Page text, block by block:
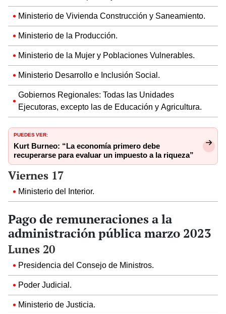
Ministerio de Vivienda Construcción y Saneamiento.
Ministerio de la Producción.
Ministerio de la Mujer y Poblaciones Vulnerables.
Ministerio Desarrollo e Inclusión Social.
Gobiernos Regionales: Todas las Unidades
Ejecutoras, excepto las de Educación y Agricultura.
PUEDES VER:
Kurt Burneo: “La economía primero debe
recuperarse para evaluar un impuesto a la riqueza”
Viernes 17
Ministerio del Interior.
Pago de remuneraciones a la
administración pública marzo 2023
Lunes 20
Presidencia del Consejo de Ministros.
Poder Judicial.
Ministerio de Justicia.